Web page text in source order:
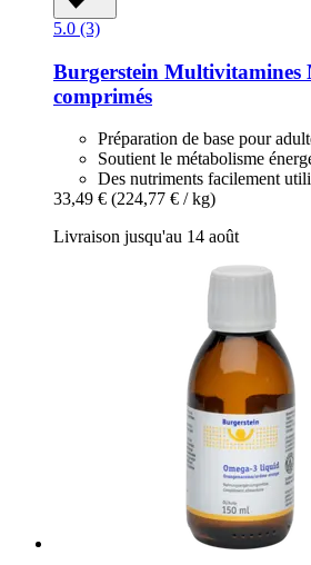
5.0 (3)
Burgerstein Multivitamines
comprimés
Préparation de base pour
Soutient le métabolisme
Des nutriments facilement
33,49 € (224,77 € / kg)
Livraison jusqu'au 14 août